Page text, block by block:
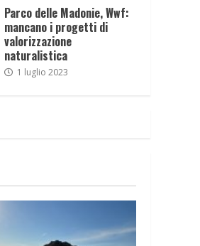
Parco delle Madonie, Wwf:
mancano i progetti di
valorizzazione
naturalistica
1 luglio 2023